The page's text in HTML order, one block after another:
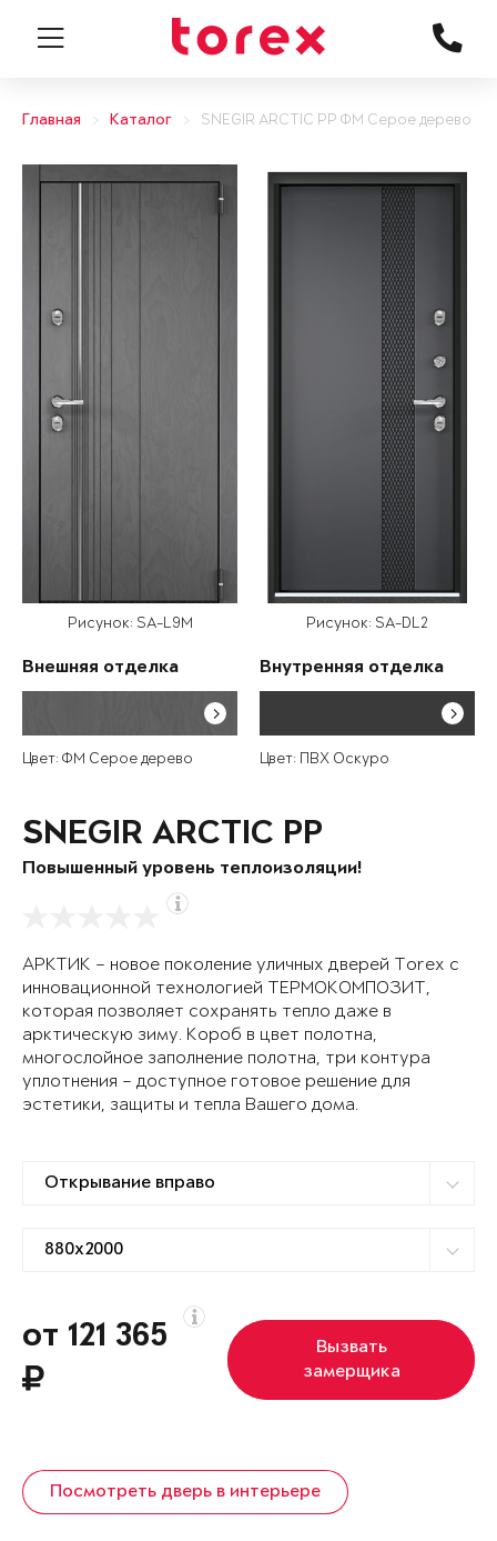
Главная Каталог SNEGIR ARCTIC PP ФМ Серое дерево
Рисунок: SA-L9M
Внешняя отделка
Цвет: ФМ Серое дерево
Рисунок: SA-DL2
Внутренняя отделка
Цвет: ПВХ Оскуро
SNEGIR ARCTIC PP
Повышенный уровень теплоизоляции!
АРКТИК – новое поколение уличных дверей Torex с
инновационной технологией ТЕРМОКОМПОЗИТ,
которая позволяет сохранять тепло даже в
арктическую зиму. Короб в цвет полотна,
многослойное заполнение полотна, три контура
уплотнения – доступное готовое решение для
эстетики, защиты и тепла Вашего дома.
от 121 365
Вызвать
замерщика
Посмотреть дверь в интерьере